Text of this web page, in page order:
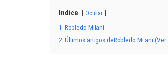
Indice Ocultar
1 Robledo Milani
2 Últimos artigos deRobledo Milani (Ver